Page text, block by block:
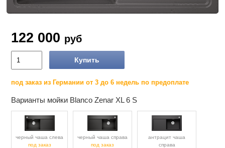
122 000 руб
Купить
под заказ из Германии от 3 до 6 недель по предоплате
Варианты мойки Blanco Zenar XL 6 S
черный чаша слева
под заказ
черный чаша справа
под заказ
антрацит чаша
справа